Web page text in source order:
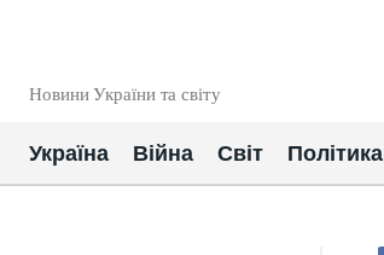
Новини України та світу
Україна Війна Світ Політика